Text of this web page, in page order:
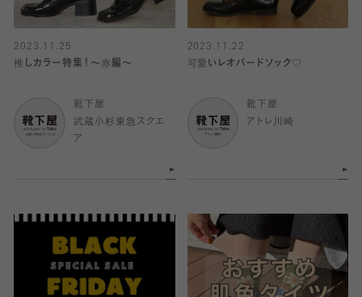
2023.11.25
推しカラー特集！〜赤編〜
靴下屋
武蔵小杉東急スクエ
ア
2023.11.22
可愛いレオパードソック♡
靴下屋
アトレ川崎